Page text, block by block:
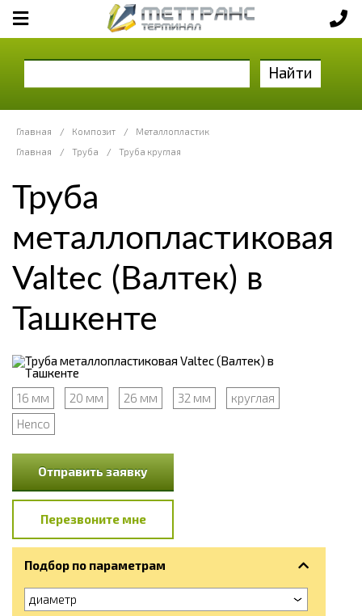
Найти
Главная / Композит /
Металлопластик
Главная
/ Труба / Труба круглая
Труба
металлопластиковая
Valtec (Валтек) в
Ташкенте
16 мм 20 мм 26 мм 32 мм
круглая
Henco
Отправить заявку
Перезвоните мне
Подбор по параметрам
диаметр